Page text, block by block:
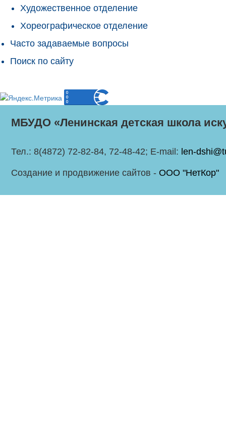
Художественное отделение
Хореографическое отделение
Часто задаваемые вопросы
Поиск по сайту
МБУДО «Ленинская детская школа
Тел.: 8(4872) 72-82-84, 72-48-42; E-mail: len-
Создание и продвижение сайтов - ООО "НетКор"